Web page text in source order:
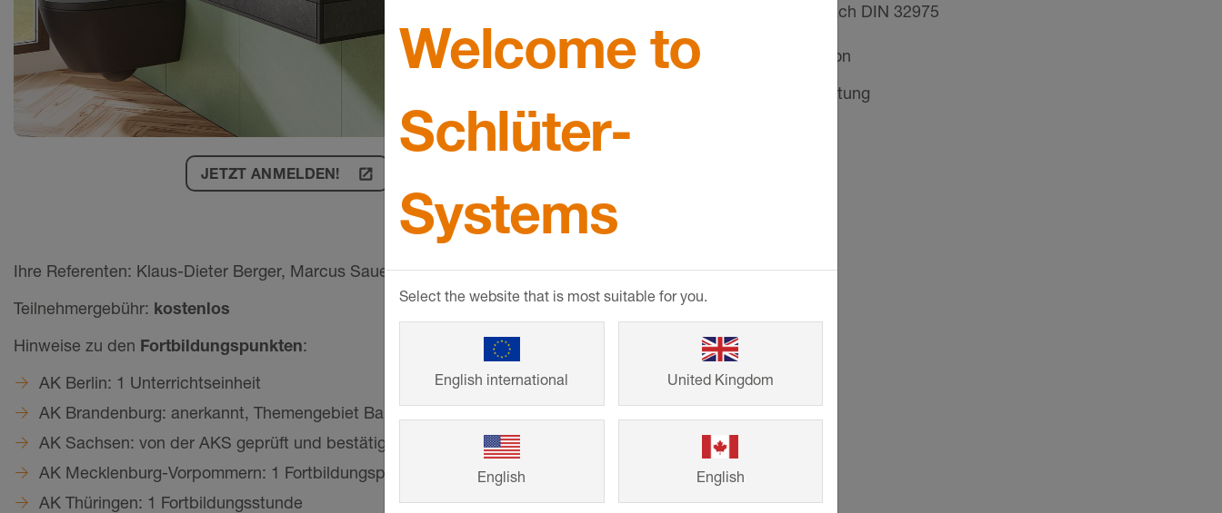
© Schlueter-Systems
Kontrastwertermittlung nach DIN 32975
10:50 Uhr Abschlussdiskussion
11:00 Uhr Ende der Veranstaltung
JETZT ANMELDEN! launch
Ihre Referenten: Klaus-Dieter Berger, Marcus Sauer, Thomas Grenda
Teilnehmergebühr: kostenlos
Hinweise zu den Fortbildungspunkten:
AK Berlin: 1 Unterrichtseinheit
AK Brandenburg: anerkannt, Themengebiet Baupraxis
AK Sachsen: von der AKS geprüft und bestätigt
AK Mecklenburg-Vorpommern: 1 Fortbildungspunkt
AK Thüringen: 1 Fortbildungsstunde
Welcome to
Schlüter-
Systems
Select the website that is most suitable for you.
English international United Kingdom
English English